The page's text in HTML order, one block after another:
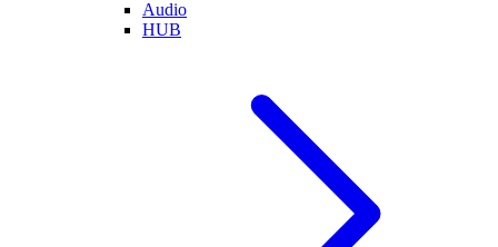
Audio
HUB